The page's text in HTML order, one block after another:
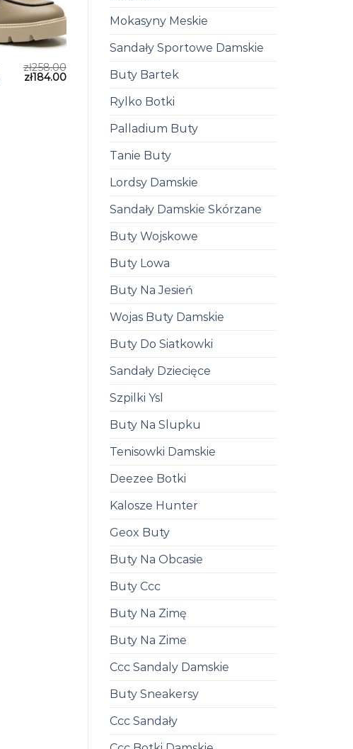
Mokasyny Meskie
Sandały Sportowe Damskie
Buty Bartek
Rylko Botki
Palladium Buty
Tanie Buty
Lordsy Damskie
Sandały Damskie Skórzane
Buty Wojskowe
Buty Lowa
Buty Na Jesień
Wojas Buty Damskie
Buty Do Siatkowki
Sandały Dziecięce
Szpilki Ysl
Buty Na Slupku
Tenisowki Damskie
Deezee Botki
Kalosze Hunter
Geox Buty
Buty Na Obcasie
Buty Ccc
Buty Na Zimę
Buty Na Zime
Ccc Sandaly Damskie
Buty Sneakersy
Ccc Sandały
zł258.00
zł184.00